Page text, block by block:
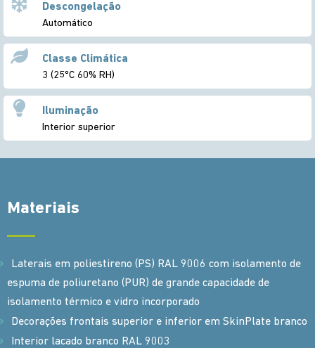
Descongelação
Automático
Classe Climática
3 (25ºC 60% RH)
Iluminação
Interior superior
Materiais
Laterais em poliestireno (PS) RAL 9006 com isolamento de
espuma de poliuretano (PUR) de grande capacidade de
isolamento térmico e vidro incorporado
Decorações frontais superior e inferior em SkinPlate branco
Interior lacado branco RAL 9003